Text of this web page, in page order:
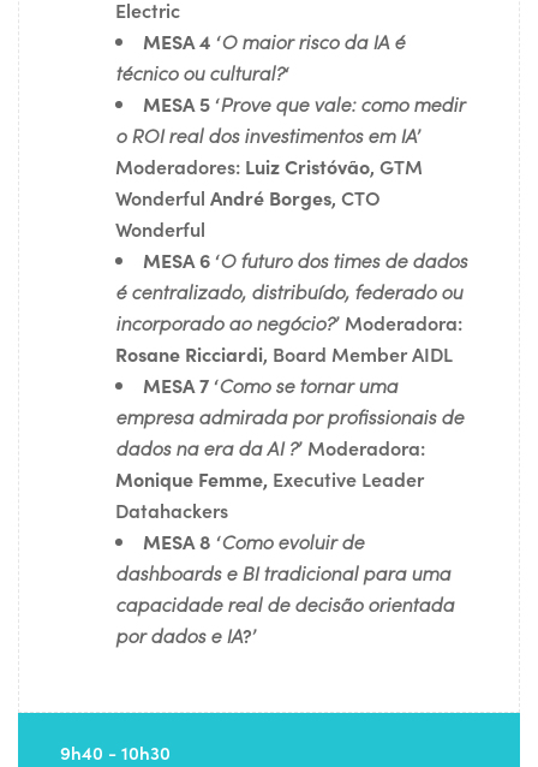
Electric
MESA 4 ‘O maior risco da IA é
técnico ou cultural?‘
MESA 5‘Prove que vale: como medir
o ROI real dos investimentos em IA’
Moderadores: Luiz Cristóvão, GTM
Wonderful André Borges, CTO
Wonderful
MESA 6‘O futuro dos times de dados
é centralizado, distribuído, federado ou
incorporado ao negócio?’ Moderadora:
Rosane Ricciardi, Board Member AIDL
MESA 7‘Como se tornar uma
empresa admirada por profissionais de
dados na era da AI ?’ Moderadora:
Monique Femme, Executive Leader
Datahackers
MESA 8 ‘Como evoluir de
dashboards e BI tradicional para uma
capacidade real de decisão orientada
por dados e IA?’
9h40 - 10h30